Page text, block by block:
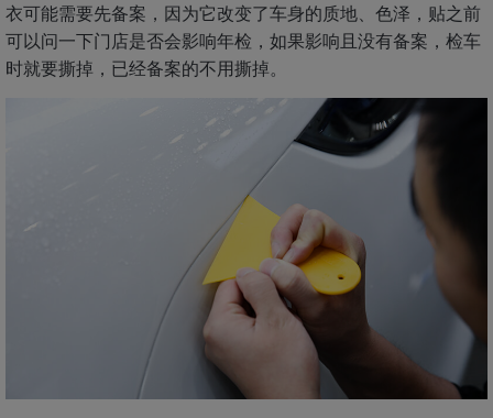
衣可能需要先备案，因为它改变了车身的质地、色泽，贴之前
可以问一下门店是否会影响年检，如果影响且没有备案，检车
时就要撕掉，已经备案的不用撕掉。